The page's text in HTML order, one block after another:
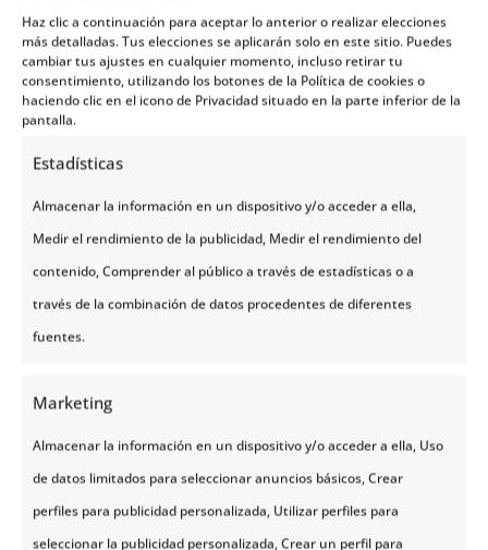
Haz clic a continuación para aceptar lo anterior o realizar elecciones
más detalladas. Tus elecciones se aplicarán solo en este sitio. Puedes
cambiar tus ajustes en cualquier momento, incluso retirar tu
consentimiento, utilizando los botones de la Política de cookies o
haciendo clic en el icono de Privacidad situado en la parte inferior de la
pantalla.
Estadísticas
Almacenar la información en un dispositivo y/o acceder a ella,
Medir el rendimiento de la publicidad, Medir el rendimiento del
contenido, Comprender al público a través de estadísticas o a
través de la combinación de datos procedentes de diferentes
fuentes.
Marketing
Almacenar la información en un dispositivo y/o acceder a ella, Uso
de datos limitados para seleccionar anuncios básicos, Crear
perfiles para publicidad personalizada, Utilizar perfiles para
seleccionar la publicidad personalizada, Crear un perfil para
los 2000 NOK y por encima de los 1000 NOK, y
esperas aprovechar para conocer y llevarte los
mejores recuerdos de haber visitado el país de los
son las siguientes:
hoteles en Noruega
económicos en donde el coste de una noche está
sobre los 900 – 1200 NOK (una habitación doble
básica). Sin embargo, tienes también la opción de
hospedarte en un hotel de media gama
NOK por noche.